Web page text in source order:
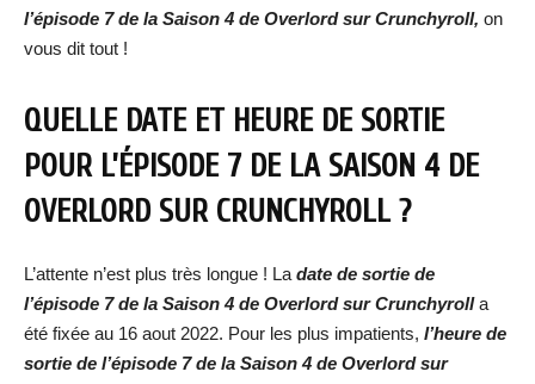
l’épisode 7 de la Saison 4 de Overlord sur Crunchyroll, on
vous dit tout !
QUELLE DATE ET HEURE DE SORTIE
POUR L’ÉPISODE 7 DE LA SAISON 4 DE
OVERLORD SUR CRUNCHYROLL ?
L’attente n’est plus très longue ! La date de sortie de
l’épisode 7 de la Saison 4 de Overlord sur Crunchyrolla
été fixée au 16 aout 2022. Pour les plus impatients, l’heure de
sortie de l’épisode 7 de la Saison 4 de Overlord sur